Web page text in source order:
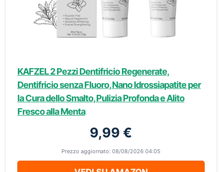
KAFZEL 2 Pezzi Dentifricio Regenerate,
Dentifricio senza Fluoro, Nano Idrossiapatite per
la Cura dello Smalto, Pulizia Profonda e Alito
Fresco alla Menta
9,99 €
Prezzo aggiornato: 08/08/2026 04:05